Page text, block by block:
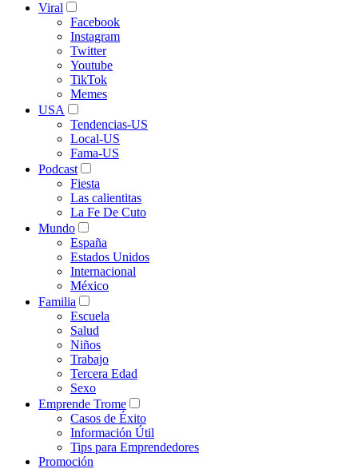
Viral
Facebook
Instagram
Twitter
Youtube
TikTok
Memes
USA
Tendencias-US
Local-US
Fama-US
Podcast
Fiesta
Las calientitas
La Fe De Cuto
Mundo
España
Estados Unidos
Internacional
México
Familia
Escuela
Salud
Niños
Trabajo
Tercera Edad
Sexo
Emprende Trome
Casos de Éxito
Información Útil
Tips para Emprendedores
Promoción